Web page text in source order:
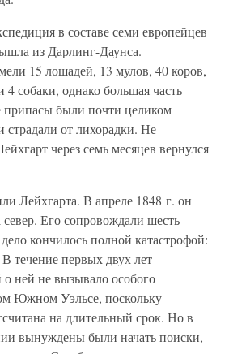
в составе семи европейцев
из Дарлинг-Даунса.
15 лошадей, 13 мулов, 40 коров,
4 собаки, однако большая часть
припасы были почти целиком
страдали от лихорадки. Не
через семь месяцев вернулся
Лейхгарта. В апреле 1848 г. он
Его сопровождали шесть
кончилось полной катастрофой:
течение первых двух лет
о ней не вызывало особого
Южном Уэльсе, поскольку
на длительный срок. Но в
вынуждены были начать поиски,